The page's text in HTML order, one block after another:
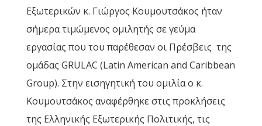
Εξωτερικών κ. Γιώργος Κουμουτσάκος ήταν
σήμερα τιμώμενος ομιλητής σε γεύμα
εργασίας που του παρέθεσαν οι Πρέσβεις της
ομάδας GRULAC (Latin American and Caribbean
Group). Στην εισηγητική του ομιλία ο κ.
Κουμουτσάκος αναφέρθηκε στις προκλήσεις
της Ελληνικής Εξωτερικής Πολιτικής, τις